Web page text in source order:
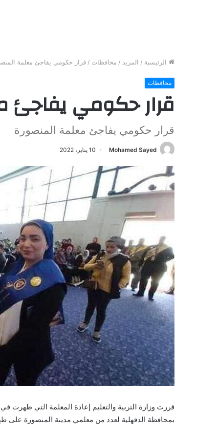
الرئيسية / المزيد / محافظات / قرار حكومي يفاجئ معلمة
محافظات
قرار حكومي يفاجئ
قرار حكومي يفاجئ معلمة المنصورة
Mohamed Sayed 10 يناير، 2022
قررت وزارة التربية والتعليم إعادة المعلمة التي ظهرت
بمحافظة الدقهلية لعدد من معلمي مدينة المنصورة على